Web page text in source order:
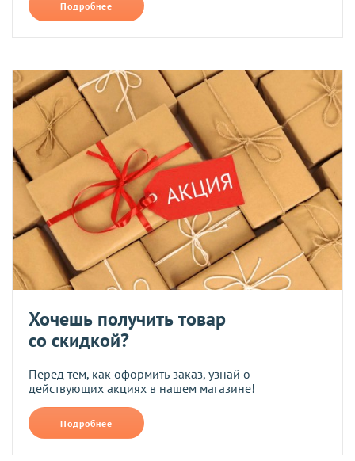
Подробнее
Хочешь получить товар
со скидкой?
Перед тем, как оформить заказ, узнай о
действующих акциях в нашем магазине!
Подробнее